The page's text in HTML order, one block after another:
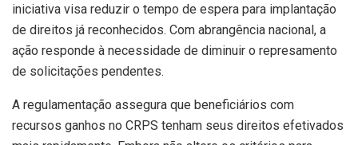
iniciativa visa reduzir o tempo de espera para implantação
de direitos já reconhecidos. Com abrangência nacional, a
ação responde à necessidade de diminuir o represamento
de solicitações pendentes.
A regulamentação assegura que beneficiários com
recursos ganhos no CRPS tenham seus direitos efetivados